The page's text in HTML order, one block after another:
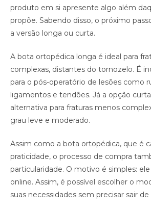
produto em si apresente algo além
propõe. Sabendo disso, o próximo
a versão longa ou curta.
A bota ortopédica longa é ideal para
complexas, distantes do tornozelo. É
para o pós-operatório de lesões como
ligamentos e tendões. Já a opção
alternativa para fraturas menos
grau leve e moderado.
Assim como a bota ortopédica, que é
praticidade, o processo de compra
particularidade. O motivo é simples:
online. Assim, é possível escolher o
suas necessidades sem precisar sair de